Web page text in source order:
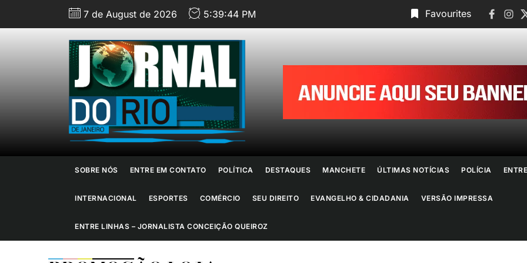
7 de August de 2026 5:39:46 PM Favourites
Jornal
do
Rio
de
Janeiro
SOBRE NÓS ENTRE EM CONTATO POLÍTICA DESTAQUES MANCHETE ÚLTIMAS NOTÍCIAS POLÍCIA
INTERNACIONAL ESPORTES COMÉRCIO SEU DIREITO EVANGELHO & CIDADANIA VERSÃO IMPRESSA
ENTRE LINHAS – JORNALISTA CONCEIÇÃO QUEIROZ